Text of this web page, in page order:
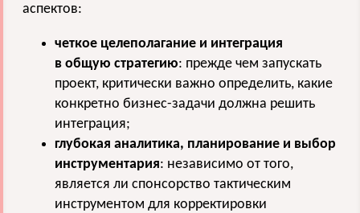
аспектов:
четкое целеполагание и интеграция
в общую стратегию: прежде чем запускать
проект, критически важно определить, какие
конкретно бизнес-задачи должна решить
интеграция;
глубокая аналитика, планирование и выбор
инструментария: независимо от того,
является ли спонсорство тактическим
инструментом для корректировки